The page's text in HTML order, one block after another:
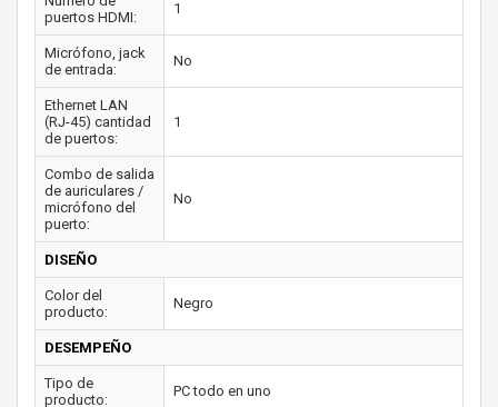
puertos HDMI:
1
Micrófono, jack
de entrada:
No
Ethernet LAN
(RJ-45) cantidad
de puertos:
1
Combo de salida
de auriculares /
micrófono del
puerto:
No
DISEÑO
Color del
producto:
Negro
DESEMPEÑO
Tipo de
producto:
PC todo en uno